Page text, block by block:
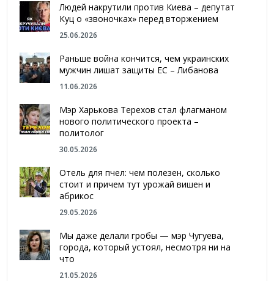
Людей накрутили против Киева – депутат
Куц о «звоночках» перед вторжением
25.06.2026
Раньше война кончится, чем украинских
мужчин лишат защиты ЕС – Либанова
11.06.2026
Мэр Харькова Терехов стал флагманом
нового политического проекта –
политолог
30.05.2026
Отель для пчел: чем полезен, сколько
стоит и причем тут урожай вишен и
абрикос
29.05.2026
Мы даже делали гробы — мэр Чугуева,
города, который устоял, несмотря ни на
что
21.05.2026